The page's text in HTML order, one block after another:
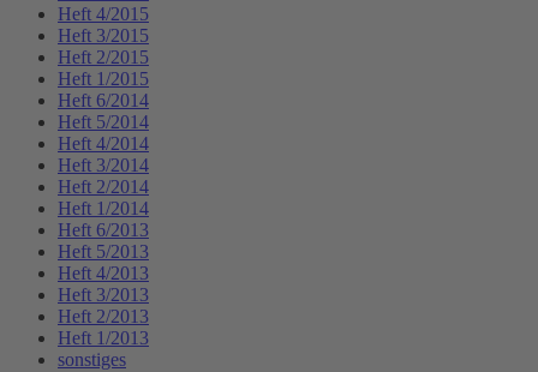
Heft 4/2015
Heft 3/2015
Heft 2/2015
Heft 1/2015
Heft 6/2014
Heft 5/2014
Heft 4/2014
Heft 3/2014
Heft 2/2014
Heft 1/2014
Heft 6/2013
Heft 5/2013
Heft 4/2013
Heft 3/2013
Heft 2/2013
Heft 1/2013
sonstiges